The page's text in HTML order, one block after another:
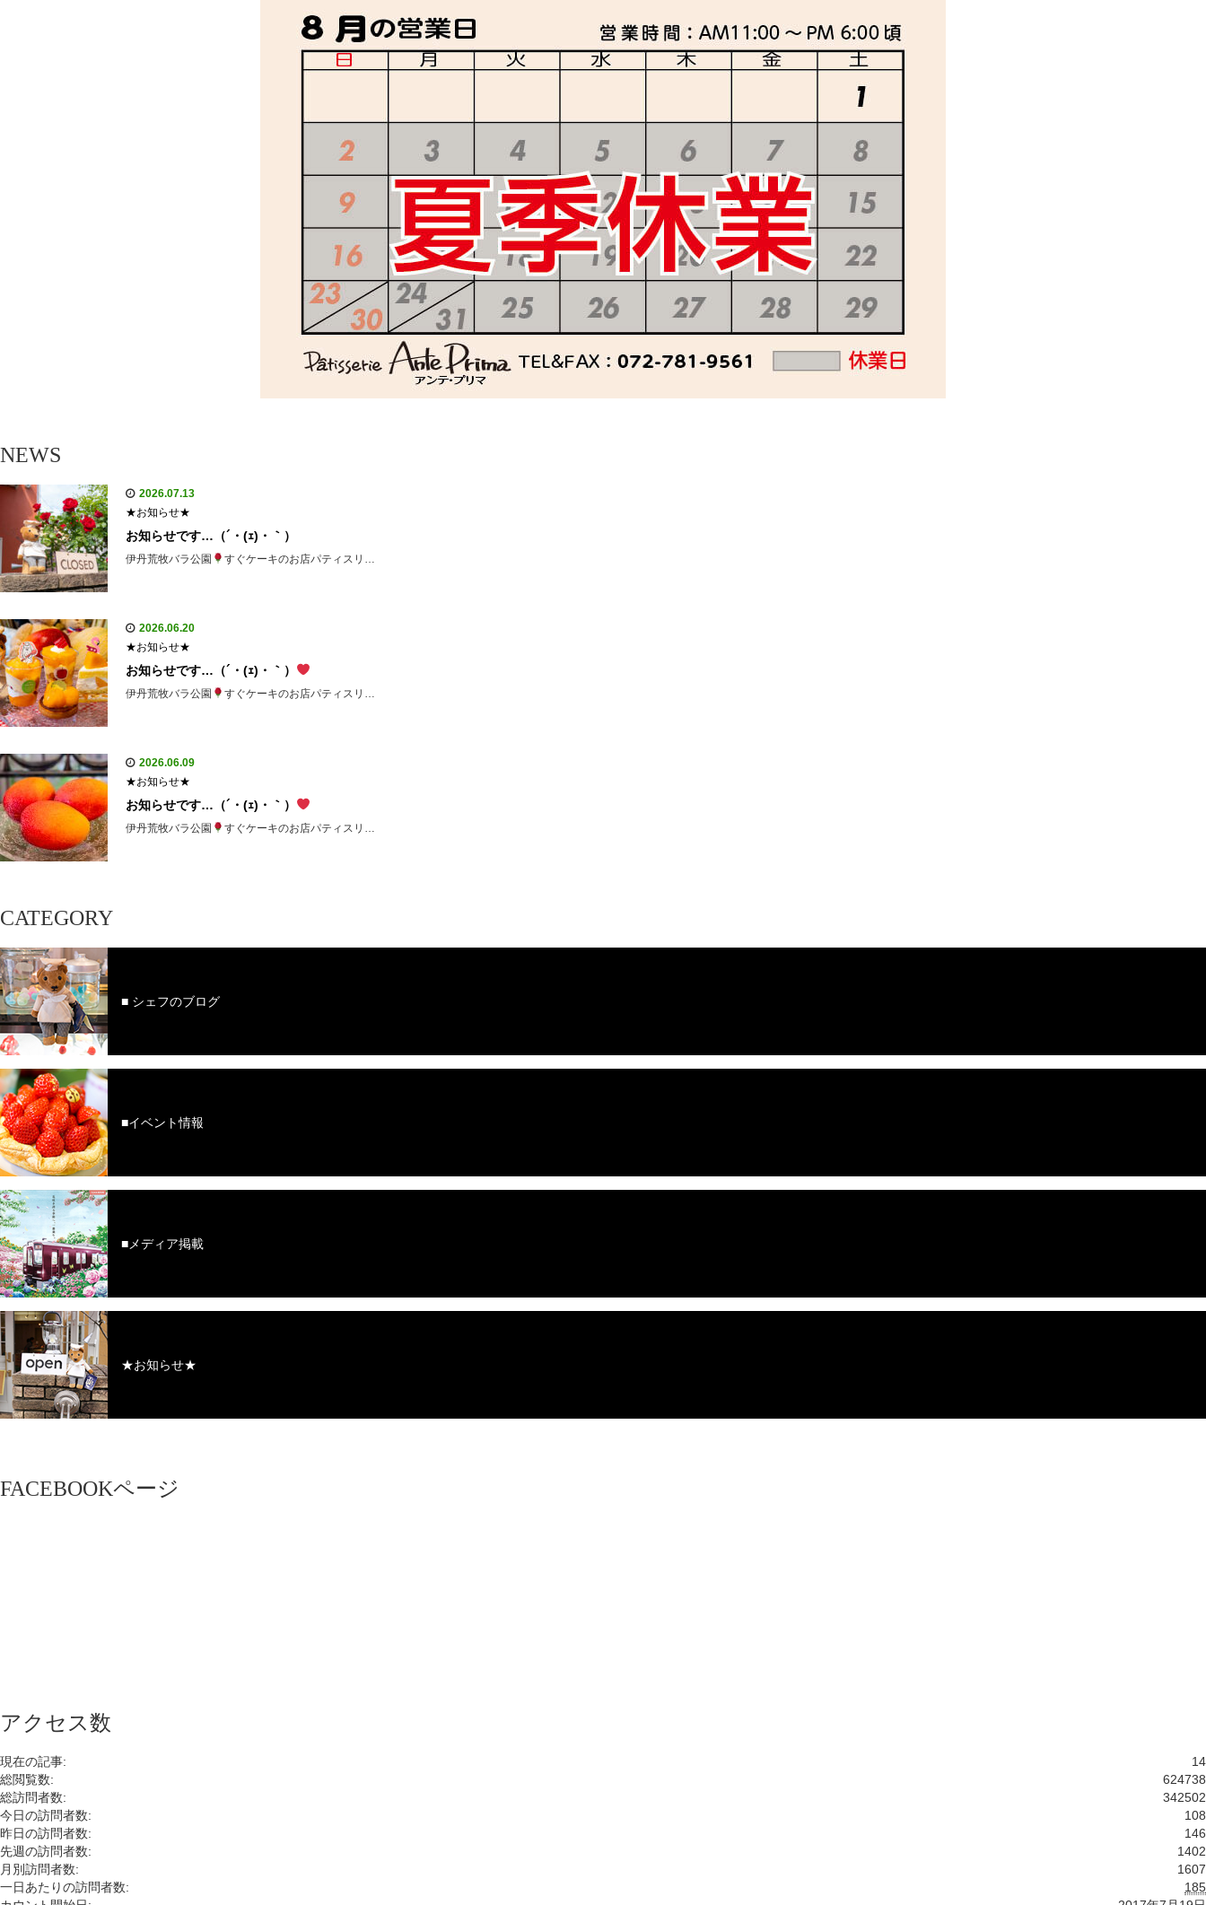
NEWS
2026.07.13
★お知らせ★
お知らせです…（´・(ｪ)・｀）
伊丹荒牧バラ公園 すぐケーキのお店パティスリ…
2026.06.20
★お知らせ★
お知らせです…（´・(ｪ)・｀）
伊丹荒牧バラ公園 すぐケーキのお店パティスリ…
2026.06.09
★お知らせ★
お知らせです…（´・(ｪ)・｀）
伊丹荒牧バラ公園 すぐケーキのお店パティスリ…
CATEGORY
■ シェフのブログ
■イベント情報
■メディア掲載
★お知らせ★
FACEBOOKページ
アクセス数
14
現在の記事:
624738
総閲覧数:
342502
総訪問者数:
108
今日の訪問者数:
146
昨日の訪問者数:
1402
先週の訪問者数:
1607
月別訪問者数:
185
一日あたりの訪問者数: